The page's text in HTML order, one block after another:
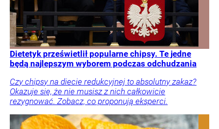
Dietetyk prześwietlił popularne chipsy. Te jedne
będą najlepszym wyborem podczas odchudzania
Czy chipsy na diecie redukcyjnej to absolutny zakaz?
Okazuje się, że nie musisz z nich całkowicie
rezygnować. Zobacz, co proponują eksperci.